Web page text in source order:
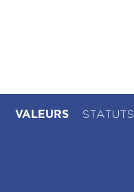
VALEURS STATUTS